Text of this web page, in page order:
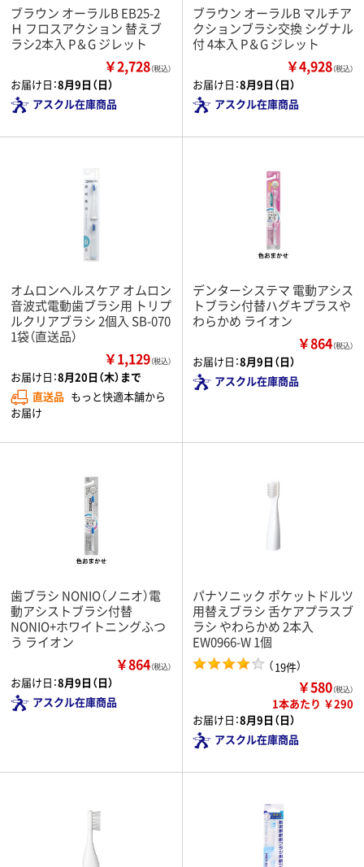
ブラウン オーラルB EB25-2
Ｈ フロスアクション 替えブ
ラシ2本入 P＆G ジレット
￥2,728（税込）
お届け日：8月9日（日）
アスクル在庫商品
ブラウン オーラルB マルチア
クションブラシ交換 シグナル
付 4本入 P＆G ジレット
￥4,928（税込）
お届け日：8月9日（日）
アスクル在庫商品
オムロンヘルスケア オムロン
音波式電動歯ブラシ用 トリプ
ルクリアブラシ 2個入 SB-070
1袋（直送品）
￥1,129（税込）
お届け日：8月20日（木）まで
直送品 もっと快適本舗から
お届け
デンターシステマ 電動アシス
トブラシ付替ハグキプラスや
わらかめ ライオン
￥864（税込）
お届け日：8月9日（日）
アスクル在庫商品
歯ブラシ NONIO（ノニオ）電
動アシストブラシ付替
NONIO+ホワイトニングふつ
う ライオン
￥864（税込）
お届け日：8月9日（日）
アスクル在庫商品
パナソニック ポケットドルツ
用替えブラシ 舌ケアプラスブ
ラシ やわらかめ 2本入
EW0966-W 1個
（19件）
￥580（税込）
1本あたり ￥290
お届け日：8月9日（日）
アスクル在庫商品